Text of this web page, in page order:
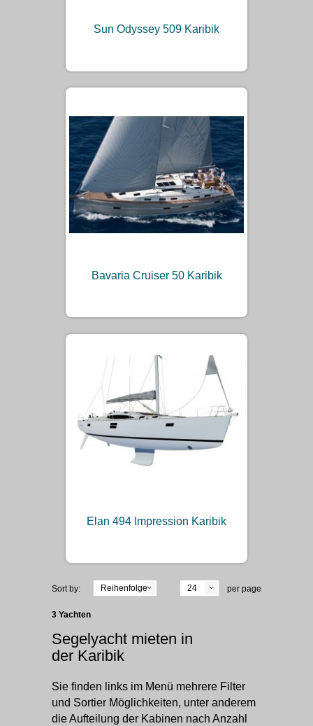
Sun Odyssey 509 Karibik
Bavaria Cruiser 50 Karibik
Elan 494 Impression Karibik
Sort by: Reihenfolge 24 per page
3 Yachten
Segelyacht mieten in
der Karibik
Sie finden links im Menü mehrere Filter
und Sortier Möglichkeiten, unter anderem
die Aufteilung der Kabinen nach Anzahl